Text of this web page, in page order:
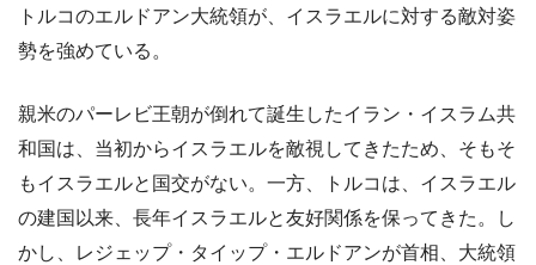
トルコのエルドアン大統領が、イスラエルに対する敵対姿
勢を強めている。
親米のパーレビ王朝が倒れて誕生したイラン・イスラム共
和国は、当初からイスラエルを敵視してきたため、そもそ
もイスラエルと国交がない。一方、トルコは、イスラエル
の建国以来、長年イスラエルと友好関係を保ってきた。し
かし、レジェップ・タイップ・エルドアンが首相、大統領